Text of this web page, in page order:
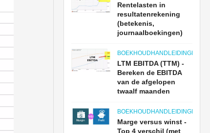
Rentelasten in
resultatenrekening
(betekenis,
journaalboekingen)
BOEKHOUDHANDLEIDINGEN
LTM EBITDA (TTM) -
Bereken de EBITDA
van de afgelopen
twaalf maanden
BOEKHOUDHANDLEIDINGEN
Marge versus winst -
Top 4 verschil (met